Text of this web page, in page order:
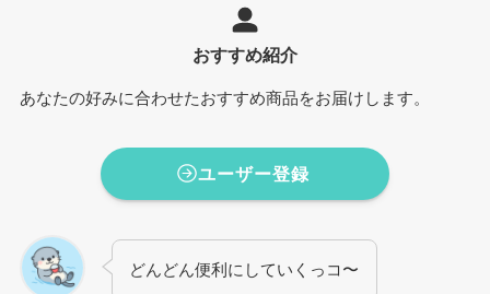
おすすめ紹介
あなたの好みに合わせたおすすめ商品をお届けします。
ユーザー登録
どんどん便利にしていくっコ〜